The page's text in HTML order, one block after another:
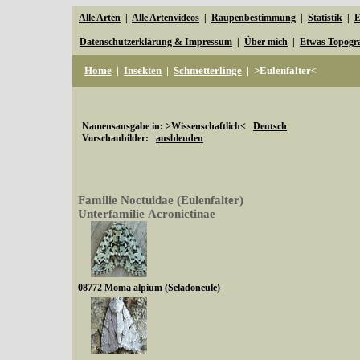
Alle Arten Alle Artenvideos Raupenbestimmung Statistik
Datenschutzerklärung & Impressum Über mich Etwas
Home | Insekten | Schmetterlinge | >Eulenfalter<
Namensausgabe in: >Wissenschaftlich< Deutsch
Vorschaubilder: ausblenden
Familie Noctuidae (Eulenfalter)
Unterfamilie Acronictinae
08772 Moma alpium (Seladoneule)